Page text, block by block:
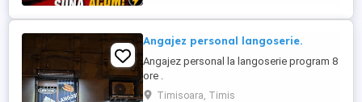
experiență în domeniul mecanicii ...
Angajez personal langoserie.
Angajez personal la langoserie program 8
ore .
Timisoara, Timis